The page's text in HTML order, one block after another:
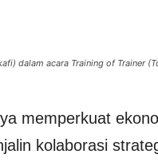
dalam acara Training of Trainer
memperkuat
kolaborasi